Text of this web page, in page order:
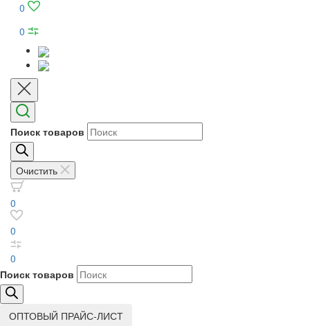
0
0
Поиск товаров
Очистить
0
0
0
Поиск товаров
ОПТОВЫЙ ПРАЙС-ЛИСТ